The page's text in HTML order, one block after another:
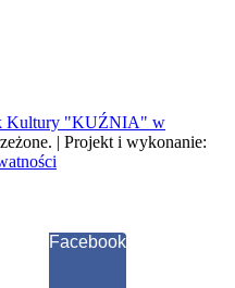
Kultury "KUŹNIA" w
| Projekt i wykonanie:
Facebook